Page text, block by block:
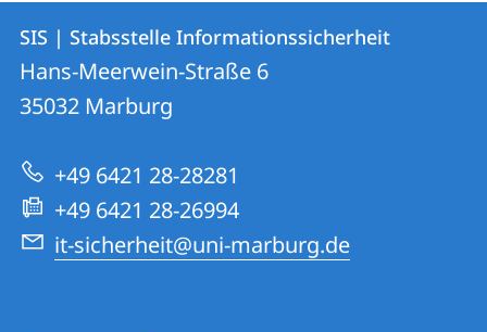
Kontakt
und
Informationen
zur
Website
Kontaktinformationen
SIS
|
Stabsstelle
Informationssicherheit
SIS | Stabsstelle Informationssicherheit
Hans-Meerwein-Straße 6
35032 Marburg
+49 6421 28-28281
+49 6421 28-26994
it-sicherheit@uni-marburg.de